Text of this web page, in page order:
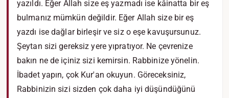
yazıldı. Eğer Allah size eş yazmadı ise kâinatta bir eş
bulmanız mümkün değildir. Eğer Allah size bir eş
yazdı ise dağlar birleşir ve siz o eşe kavuşursunuz.
Şeytan sizi gereksiz yere yıpratıyor. Ne çevrenize
bakın ne de içiniz sizi kemirsin. Rabbinize yönelin.
İbadet yapın, çok Kur'an okuyun. Göreceksiniz,
Rabbinizin sizi sizden çok daha iyi düşündüğünü